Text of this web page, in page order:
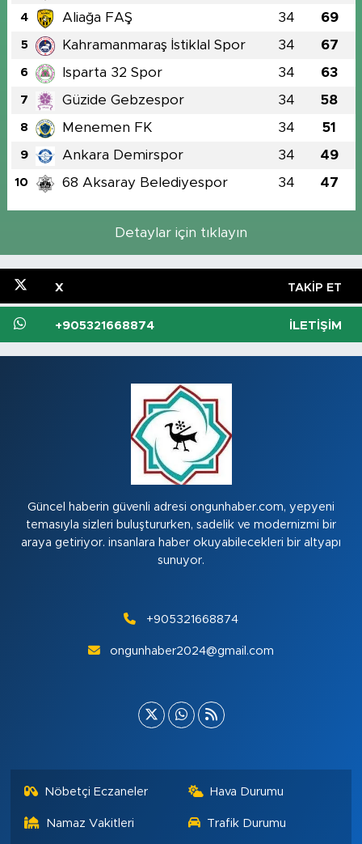
4 Aliağa FAŞ 34 69
5 Kahramanmaraş İstiklal Spor 34 67
6 Isparta 32 Spor 34 63
7 Güzide Gebzespor 34 58
8 Menemen FK 34 51
9 Ankara Demirspor 34 49
10 68 Aksaray Belediyespor 34 47
Detaylar için tıklayın
X TAKIP ET
+905321668874 İLETIŞIM
Güncel haberin güvenli adresi ongunhaber.com, yepyeni
temasıyla sizleri buluştururken, sadelik ve modernizmi bir
araya getiriyor. insanlara haber okuyabilecekleri bir altyapı
sunuyor.
+905321668874
ongunhaber2024@gmail.com
Nöbetçi Eczaneler Hava Durumu
Namaz Vakitleri Trafik Durumu